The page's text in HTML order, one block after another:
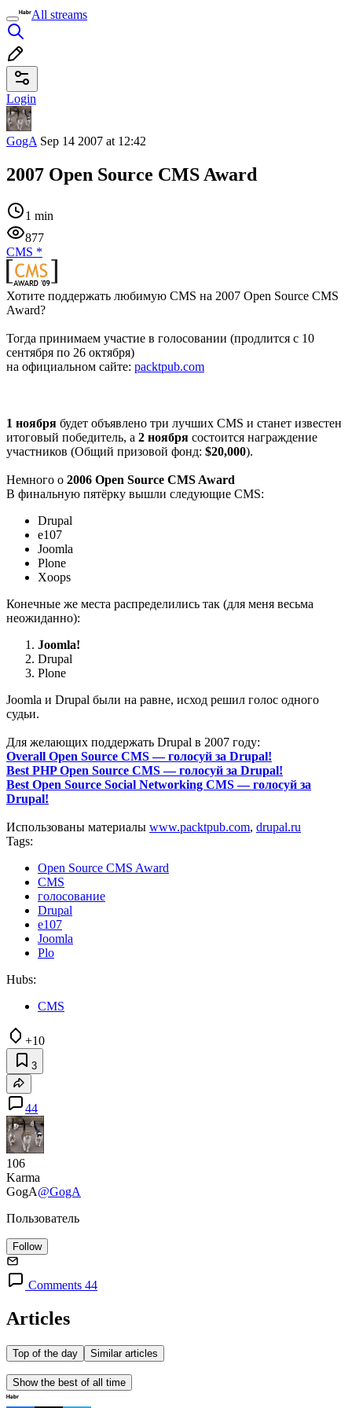
All streams
Login
GogA Sep 14 2007 at 12:42
2007 Open Source CMS Award
1 min
877
CMS *
Хотите поддержать любимую CMS на 2007 Open Source CMS
Award?
Тогда принимаем участие в голосовании (продлится с 10
сентября по 26 октября)
на официальном сайте: packtpub.com
1 ноября будет объявлено три лучших CMS и станет известен
итоговый победитель, а 2 ноября состоится награждение
участников (Общий призовой фонд: $20,000).
Немного о 2006 Open Source CMS Award
В финальную пятёрку вышли следующие CMS:
Drupal
e107
Joomla
Plone
Xoops
Конечные же места распределились так (для меня весьма
неожиданно):
Joomla!
Drupal
Plone
Joomla и Drupal были на равне, исход решил голос одного
судьи.
Для желающих поддержать Drupal в 2007 году:
Overall Open Source CMS — голосуй за Drupal!
Best PHP Open Source CMS — голосуй за Drupal!
Best Open Source Social Networking CMS — голосуй за
Drupal!
Использованы материалы www.packtpub.com, drupal.ru
Tags:
Open Source CMS Award
CMS
голосование
Drupal
e107
Joomla
Plo
Hubs:
CMS
+10
3
44
106
Karma
GogA@GogA
Пользователь
Follow
Comments 44
Articles
Top of the day Similar articles
Show the best of all time